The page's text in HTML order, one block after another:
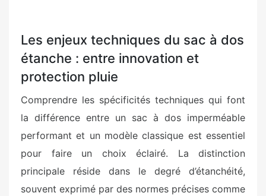
Les enjeux techniques du sac à dos
étanche : entre innovation et
protection pluie
Comprendre les spécificités techniques qui font
la différence entre un sac à dos imperméable
performant et un modèle classique est essentiel
pour faire un choix éclairé. La distinction
principale réside dans le degré d’étanchéité,
souvent exprimé par des normes précises comme